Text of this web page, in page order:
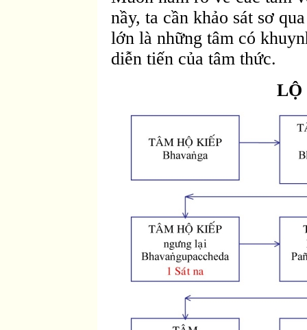
nầy, ta cần khảo sát sơ
lớn là những tâm có
diễn tiến của tâm thức.
LỘ